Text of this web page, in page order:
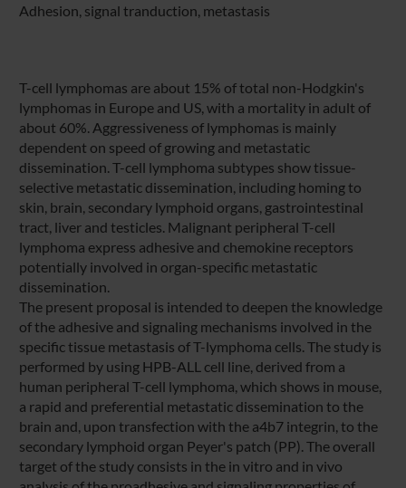
Adhesion, signal tranduction, metastasis
T-cell lymphomas are about 15% of total non-Hodgkin's
lymphomas in Europe and US, with a mortality in adult of
about 60%. Aggressiveness of lymphomas is mainly
dependent on speed of growing and metastatic
dissemination. T-cell lymphoma subtypes show tissue-
selective metastatic dissemination, including homing to
skin, brain, secondary lymphoid organs, gastrointestinal
tract, liver and testicles. Malignant peripheral T-cell
lymphoma express adhesive and chemokine receptors
potentially involved in organ-specific metastatic
dissemination.
The present proposal is intended to deepen the knowledge
of the adhesive and signaling mechanisms involved in the
specific tissue metastasis of T-lymphoma cells. The study is
performed by using HPB-ALL cell line, derived from a
human peripheral T-cell lymphoma, which shows in mouse,
a rapid and preferential metastatic dissemination to the
brain and, upon transfection with the a4b7 integrin, to the
secondary lymphoid organ Peyer's patch (PP). The overall
target of the study consists in the in vitro and in vivo